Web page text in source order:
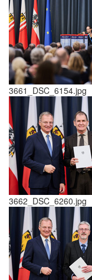
3661_DSC_6154.jpg
3662_DSC_6260.jpg